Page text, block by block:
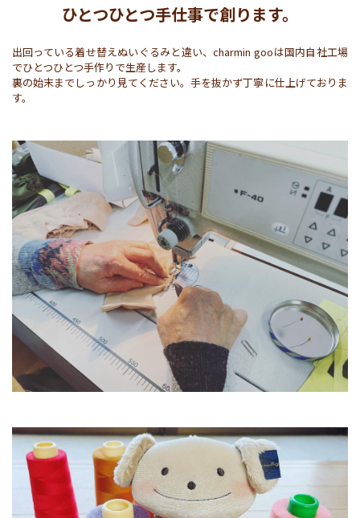
ひとつひとつ手仕事で創ります。
出回っている着せ替えぬいぐるみと違い、charmin gooは国内自社工場
でひとつひとつ手作りで生産します。
裏の始末までしっかり見てください。手を抜かず丁寧に仕上げておりま
す。